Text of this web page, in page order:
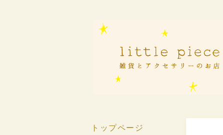
トップページ